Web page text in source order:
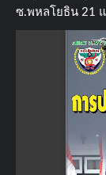
ซ.พหลโยธิน​ 21​